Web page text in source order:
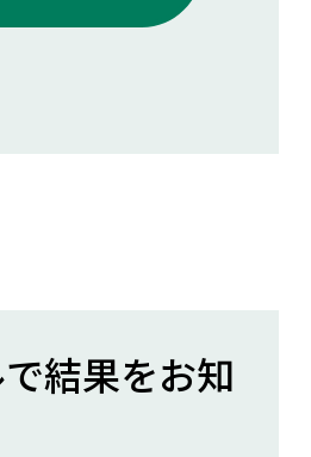
結果をお知